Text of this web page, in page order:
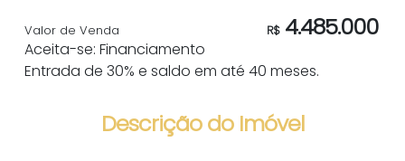
R$4.485.000
Valor de Venda
Aceita-se: Financiamento
Entrada de 30% e saldo em até 40 meses.
Descrição do Imóvel